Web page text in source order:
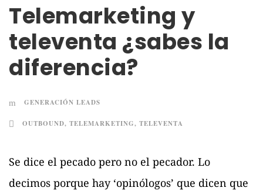
Telemarketing y
televenta ¿sabes la
diferencia?
GENERACIÓN LEADS
OUTBOUND, TELEMARKETING, TELEVENTA
Se dice el pecado pero no el pecador. Lo
decimos porque hay ‘opinólogos’ que dicen que